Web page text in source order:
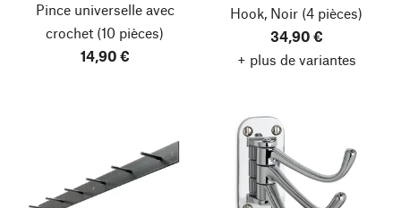
Pince universelle avec
crochet (10 pièces)
14,90 €
Hook, Noir (4 pièces)
34,90 €
+ plus de variantes